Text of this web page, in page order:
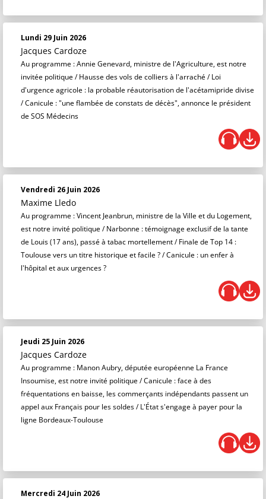
Lundi 29 Juin 2026
Jacques Cardoze
Au programme : Annie Genevard, ministre de l'Agriculture, est notre
invitée politique / Hausse des vols de colliers à l'arraché / Loi
d'urgence agricole : la probable réautorisation de l'acétamipride divise
/ Canicule : "une flambée de constats de décès", annonce le président
de SOS Médecins
Vendredi 26 Juin 2026
Maxime Lledo
Au programme : Vincent Jeanbrun, ministre de la Ville et du Logement,
est notre invité politique / Narbonne : témoignage exclusif de la tante
de Louis (17 ans), passé à tabac mortellement / Finale de Top 14 :
Toulouse vers un titre historique et facile ? / Canicule : un enfer à
l'hôpital et aux urgences ?
Jeudi 25 Juin 2026
Jacques Cardoze
Au programme : Manon Aubry, députée européenne La France
Insoumise, est notre invité politique / Canicule : face à des
fréquentations en baisse, les commerçants indépendants passent un
appel aux Français pour les soldes / L'État s'engage à payer pour la
ligne Bordeaux-Toulouse
Mercredi 24 Juin 2026